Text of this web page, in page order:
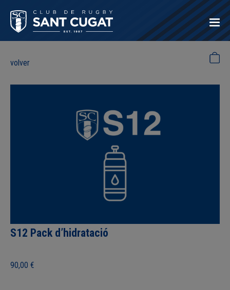
volver
S12 Pack d’hidratació
90,00 €